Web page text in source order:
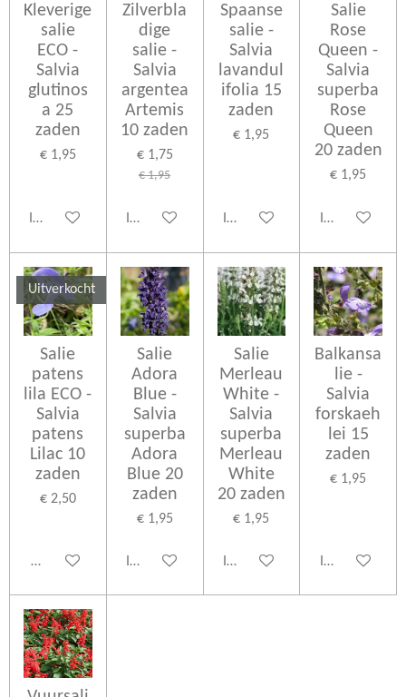
Kleverige
salie
ECO -
Salvia
glutinos
a 25
zaden
€ 1,95
In winkelwagen
Zilverbla
dige
salie -
Salvia
argentea
Artemis
10 zaden
€ 1,75
€ 1,95
In winkelwagen
Spaanse
salie -
Salvia
lavandul
ifolia 15
zaden
€ 1,95
In winkelwagen
Salie
Rose
Queen -
Salvia
superba
Rose
Queen
20 zaden
€ 1,95
In
Uitverkocht
Salie
patens
lila ECO -
Salvia
patens
Lilac 10
zaden
€ 2,50
Houd mij op de hoogte
Salie
Adora
Blue -
Salvia
superba
Adora
Blue 20
zaden
€ 1,95
In winkelwagen
Salie
Merleau
White -
Salvia
superba
Merleau
White
20 zaden
€ 1,95
In winkelwagen
Balkansa
lie -
Salvia
forskaeh
lei 15
zaden
€ 1,95
In